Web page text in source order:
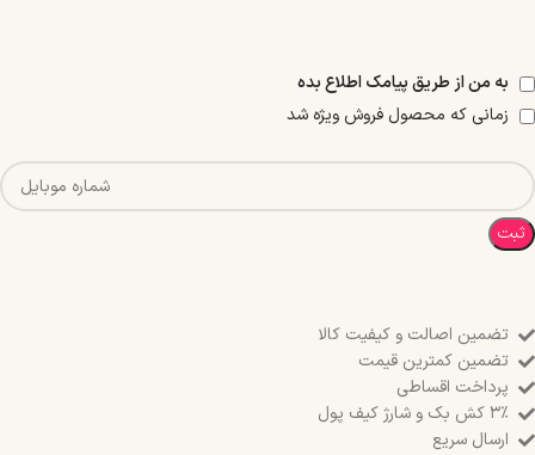
به من از طریق پیامک اطلاع بده
زمانی که محصول فروش ویژه شد
ثبت
تضمین اصالت و کیفیت کالا
تضمین کمترین قیمت
پرداخت اقساطی
۳٪ کش بک و شارژ کیف پول
ارسال سریع